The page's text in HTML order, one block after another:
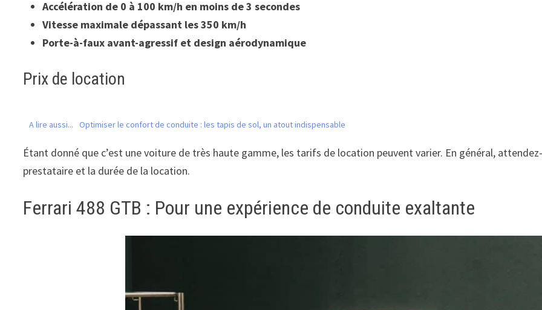
Accélération de 0 à 100 km/h en moins de 3 secondes
Vitesse maximale dépassant les 350 km/h
Porte-à-faux avant-agressif et design aérodynamique
Prix de location
A lire aussi... Optimiser le confort de conduite : les tapis de sol, un atout indispensable
Étant donné que c’est une voiture de très haute gamme, les tarifs de location peuvent varier. En général,
prestataire et la durée de la location.
Ferrari 488 GTB : Pour une expérience de conduite exaltante